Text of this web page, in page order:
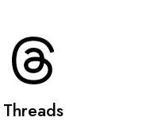
Threads